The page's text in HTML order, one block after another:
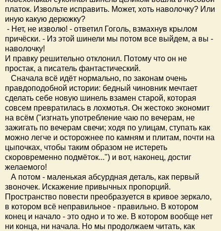
платок. Извольте исправить. Может, хоть наволочку? Или
иную какую дерюжку?
- Нет, не изволю! - ответил Гоголь, взмахнув крылом
причёски. - Из этой шинели мы потом все выйдем, а вы -
наволочку!
И правку решительно отклонил. Потому что он не
простак, а писатель фантастический.
Сначала всё идёт нормально, по законам очень
правдоподобной истории: бедный чиновник мечтает
сделать себе новую шинель взамен старой, которая
совсем превратилась в лохмотья. Он жестоко экономит
на всём ("изгнать употребление чаю по вечерам, не
зажигать по вечерам свечи; ходя по улицам, ступать как
можно легче и осторожнее по камням и плитам, почти на
цыпочках, чтобы таким образом не истереть
скоровременно подмёток...") и вот, наконец, достиг
желаемого!
А потом - маленькая абсурдная деталь, как первый
звоночек. Искажение привычных пропорций.
Пространство повести преобразуется в кривое зеркало,
в котором всё неправильное - правильно. В котором
конец и начало - это одно и то же. В котором вообще нет
ни конца, ни начала. Но мы продолжаем читать, как